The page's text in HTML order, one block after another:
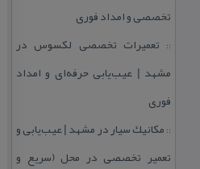
تخصصی و امداد فوری
:: تعمیرات تخصصی لكسوس در
مشهد | عیب‌یابی حرفه‌ای و امداد
فوری
:: مكانیك سیار در مشهد | عیب‌یابی و
تعمیر تخصصی در محل (سریع و